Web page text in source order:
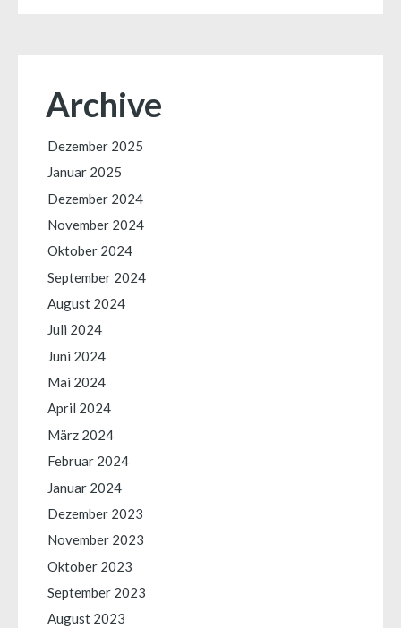
Archive
Dezember 2025
Januar 2025
Dezember 2024
November 2024
Oktober 2024
September 2024
August 2024
Juli 2024
Juni 2024
Mai 2024
April 2024
März 2024
Februar 2024
Januar 2024
Dezember 2023
November 2023
Oktober 2023
September 2023
August 2023